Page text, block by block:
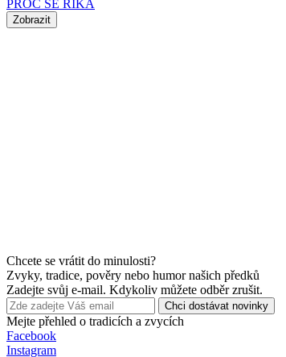
PROČ SE ŘÍKÁ
Zobrazit
Chcete se vrátit do minulosti?
Zvyky, tradice, pověry nebo humor našich předků
Zadejte svůj e-mail. Kdykoliv můžete odběr zrušit.
Chci dostávat novinky
Mejte přehled o tradicích a zvycích
Facebook
Instagram